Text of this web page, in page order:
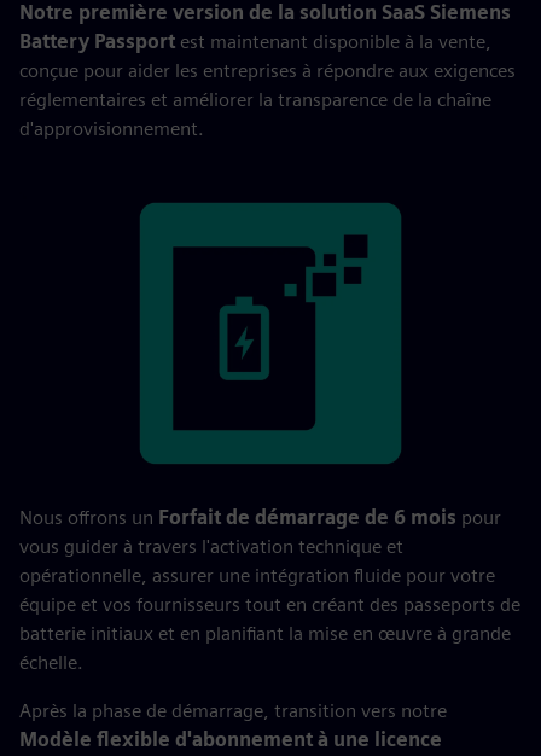
Notre première version de la solution SaaS Siemens
Battery Passport est maintenant disponible à la vente,
conçue pour aider les entreprises à répondre aux exigences
réglementaires et améliorer la transparence de la chaîne
d'approvisionnement.
Nous offrons un Forfait de démarrage de 6 mois pour
vous guider à travers l'activation technique et
opérationnelle, assurer une intégration fluide pour votre
équipe et vos fournisseurs tout en créant des passeports de
batterie initiaux et en planifiant la mise en œuvre à grande
échelle.
Après la phase de démarrage, transition vers notre
Modèle flexible d'abonnement à une licence